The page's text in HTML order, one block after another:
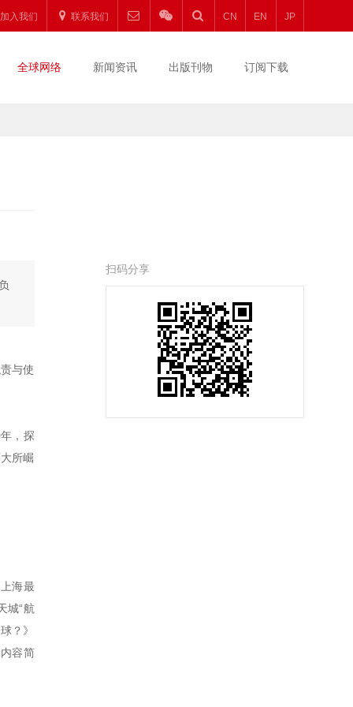
加入我们 联系我们 CN EN JP
全球网络 新闻资讯 出版刊物 订阅下载
与使
，探
所崛
海最
城“航
？》
容简
扫码分享